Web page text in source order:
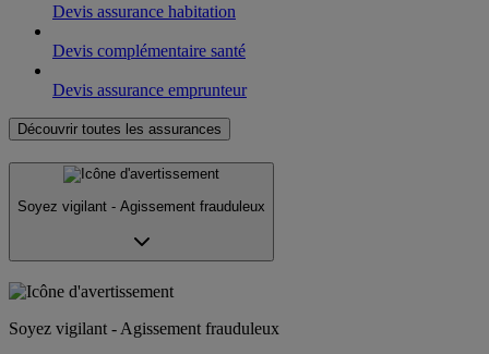
Devis assurance habitation
Devis complémentaire santé
Devis assurance emprunteur
Découvrir toutes les assurances
Soyez vigilant - Agissement frauduleux
Soyez vigilant - Agissement frauduleux